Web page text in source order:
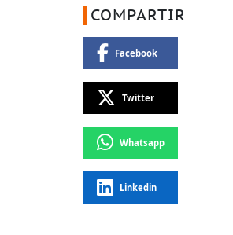
COMPARTIR
Facebook
Twitter
Whatsapp
Linkedin